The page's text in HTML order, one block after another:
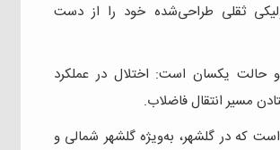
ثقلی طراحی‌شده خود را از دست
حالت یکسان است: اختلال در عملکرد
مسیر انتقال فاضلاب.
که در گلشهر، به‌ویژه گلشهر شمالی و